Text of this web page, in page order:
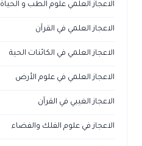
الاعجاز العلمي علوم الطب و الحياة
الاعجاز العلمي في القرآن
الاعجاز العلمي في الكائنات الحية
الاعجاز العلمي في علوم الأرض
الاعجاز الغيبي في القرآن
الاعجاز في علوم الفلك والفضاء